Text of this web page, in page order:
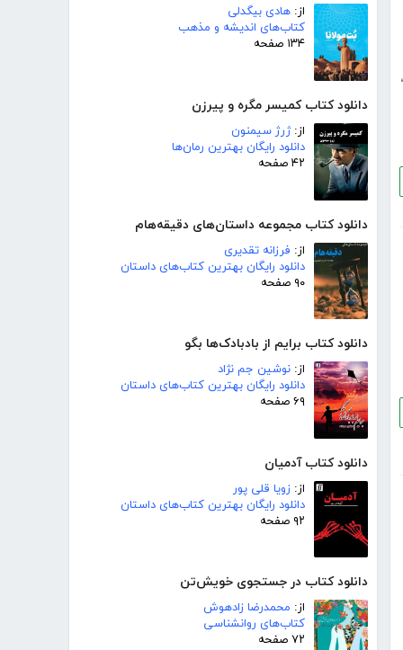
از: هادی بیگدلی
کتاب‌های اندیشه و مذهب
۱۳۴ صفحه
دانلود کتاب کمیسر مگره و پیرزن
از:ژرژ سیمنون
دانلود رایگان بهترین رمان‌ها
۴۲ صفحه
دانلود کتاب مجموعه داستان‌های دقیقه‌هام
از: فرزانه تقدیری
دانلود رایگان بهترین کتاب‌های داستان
۹۰ صفحه
دانلود کتاب برایم از بادبادک‌ها بگو
از: نوشین جم نژاد
دانلود رایگان بهترین کتاب‌های داستان
۶۹ صفحه
دانلود کتاب آدمیان
از: زویا قلی پور
دانلود رایگان بهترین کتاب‌های داستان
۹۲ صفحه
دانلود کتاب در جستجوی خویش‌تن
از: محمدرضا زادهوش
کتاب‌های روانشناسی
۷۲ صفحه
،